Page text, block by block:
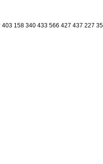
158 340 433 566 427 437 227